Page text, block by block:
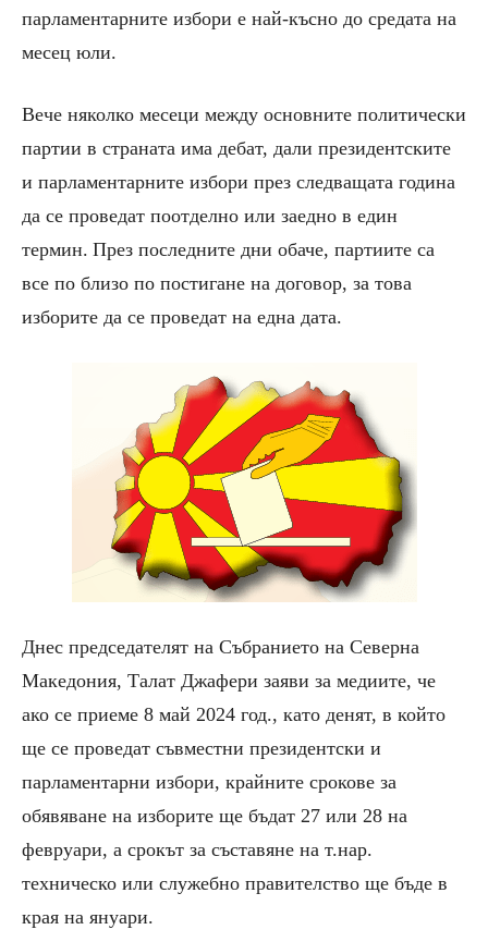
парламентарните избори е най-късно до средата на
месец юли.
Вече няколко месеци между основните политически
партии в страната има дебат, дали президентските
и парламентарните избори през следващата година
да се проведат поотделно или заедно в един
термин. През последните дни обаче, партиите са
все по близо по постигане на договор, за това
изборите да се проведат на една дата.
Днес председателят на Събранието на Северна
Македония, Талат Джафери заяви за медиите, че
ако се приеме 8 май 2024 год., като денят, в който
ще се проведат съвместни президентски и
парламентарни избори, крайните срокове за
обявяване на изборите ще бъдат 27 или 28 на
февруари, а срокът за съставяне на т.нар.
техническо или служебно правителство ще бъде в
края на януари.